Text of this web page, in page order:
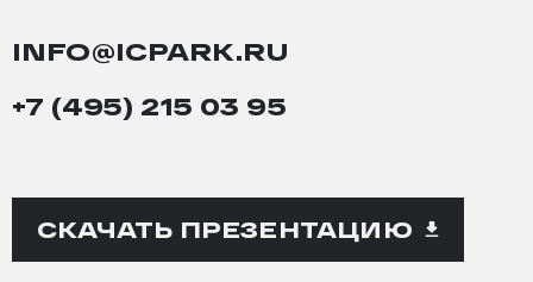
INFO@ICPARK.RU
+7 (495) 215 03 95
СКАЧАТЬ ПРЕЗЕНТАЦИЮ